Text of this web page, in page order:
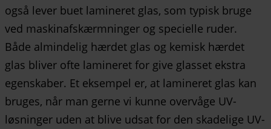
også lever buet lamineret glas, som typisk bruge
ved maskinafskærmninger og specielle ruder.
Både almindelig hærdet glas og kemisk hærdet
glas bliver ofte lamineret for give glasset ekstra
egenskaber. Et eksempel er, at lamineret glas kan
bruges, når man gerne vi kunne overvåge UV-
løsninger uden at blive udsat for den skadelige UV-